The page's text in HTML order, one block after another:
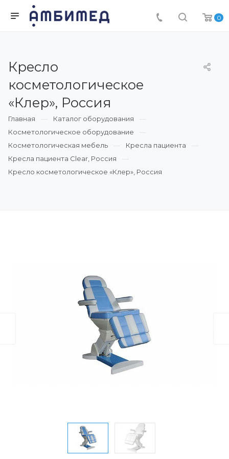
0
Кресло
косметологическое
«Клер», Россия
Главная
Каталог оборудования
Косметологическое оборудование
Косметологическая мебель
Кресла пациента
Кресла пациента Clear, Россия
Кресло косметологическое «Клер», Россия